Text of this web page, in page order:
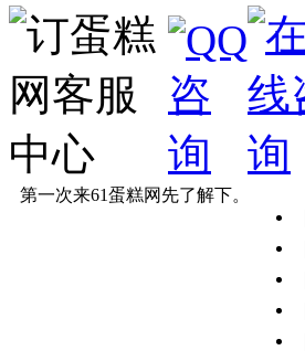
第一次来61蛋糕网先了解下。